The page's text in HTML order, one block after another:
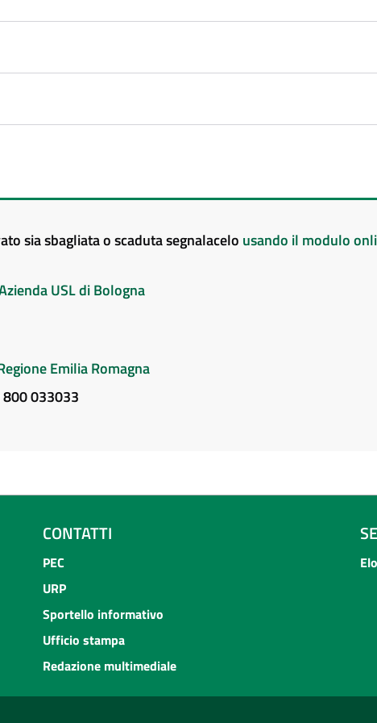
sia sbagliata o scaduta segnalacelo usando il modulo
USL di Bologna
Emilia Romagna
800 033033
CONTATTI
PEC
URP
Sportello informativo
Ufficio stampa
Redazione multimediale